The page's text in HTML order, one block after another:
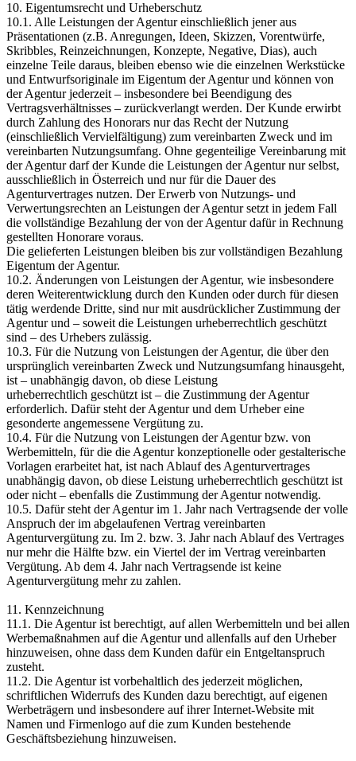
10. Eigentumsrecht und Urheberschutz
10.1. Alle Leistungen der Agentur einschließlich jener aus
Präsentationen (z.B. Anregungen, Ideen, Skizzen, Vorentwürfe,
Skribbles, Reinzeichnungen, Konzepte, Negative, Dias), auch
einzelne Teile daraus, bleiben ebenso wie die einzelnen Werkstücke
und Entwurfsoriginale im Eigentum der Agentur und können von
der Agentur jederzeit – insbesondere bei Beendigung des
Vertragsverhältnisses – zurückverlangt werden. Der Kunde erwirbt
durch Zahlung des Honorars nur das Recht der Nutzung
(einschließlich Vervielfältigung) zum vereinbarten Zweck und im
vereinbarten Nutzungsumfang. Ohne gegenteilige Vereinbarung mit
der Agentur darf der Kunde die Leistungen der Agentur nur selbst,
ausschließlich in Österreich und nur für die Dauer des
Agenturvertrages nutzen. Der Erwerb von Nutzungs- und
Verwertungsrechten an Leistungen der Agentur setzt in jedem Fall
die vollständige Bezahlung der von der Agentur dafür in Rechnung
gestellten Honorare voraus.
Die gelieferten Leistungen bleiben bis zur vollständigen Bezahlung
Eigentum der Agentur.
10.2. Änderungen von Leistungen der Agentur, wie insbesondere
deren Weiterentwicklung durch den Kunden oder durch für diesen
tätig werdende Dritte, sind nur mit ausdrücklicher Zustimmung der
Agentur und – soweit die Leistungen urheberrechtlich geschützt
sind – des Urhebers zulässig.
10.3. Für die Nutzung von Leistungen der Agentur, die über den
ursprünglich vereinbarten Zweck und Nutzungsumfang hinausgeht,
ist – unabhängig davon, ob diese Leistung
urheberrechtlich geschützt ist – die Zustimmung der Agentur
erforderlich. Dafür steht der Agentur und dem Urheber eine
gesonderte angemessene Vergütung zu.
10.4. Für die Nutzung von Leistungen der Agentur bzw. von
Werbemitteln, für die die Agentur konzeptionelle oder gestalterische
Vorlagen erarbeitet hat, ist nach Ablauf des Agenturvertrages
unabhängig davon, ob diese Leistung urheberrechtlich geschützt ist
oder nicht – ebenfalls die Zustimmung der Agentur notwendig.
10.5. Dafür steht der Agentur im 1. Jahr nach Vertragsende der volle
Anspruch der im abgelaufenen Vertrag vereinbarten
Agenturvergütung zu. Im 2. bzw. 3. Jahr nach Ablauf des Vertrages
nur mehr die Hälfte bzw. ein Viertel der im Vertrag vereinbarten
Vergütung. Ab dem 4. Jahr nach Vertragsende ist keine
Agenturvergütung mehr zu zahlen.
11. Kennzeichnung
11.1. Die Agentur ist berechtigt, auf allen Werbemitteln und bei allen
Werbemaßnahmen auf die Agentur und allenfalls auf den Urheber
hinzuweisen, ohne dass dem Kunden dafür ein Entgeltanspruch
zusteht.
11.2. Die Agentur ist vorbehaltlich des jederzeit möglichen,
schriftlichen Widerrufs des Kunden dazu berechtigt, auf eigenen
Werbeträgern und insbesondere auf ihrer Internet-Website mit
Namen und Firmenlogo auf die zum Kunden bestehende
Geschäftsbeziehung hinzuweisen.